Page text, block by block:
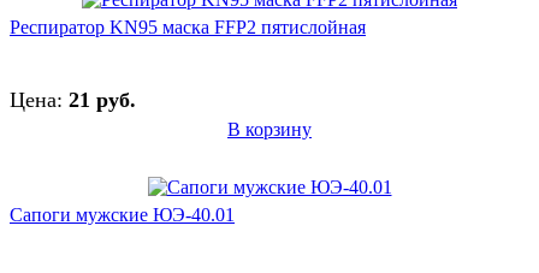
Респиратор KN95 маска FFP2 пятислойная
Цена: 21 руб.
В корзину
Сапоги мужские ЮЭ-40.01